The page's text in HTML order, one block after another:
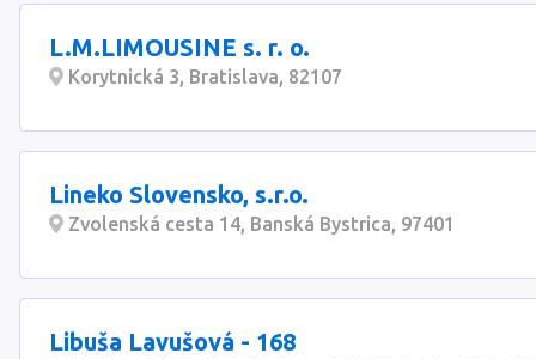
L.M.LIMOUSINE s. r. o.
Korytnická 3, Bratislava, 82107
Lineko Slovensko, s.r.o.
Zvolenská cesta 14, Banská Bystrica, 97401
Libuša Lavušová - 168